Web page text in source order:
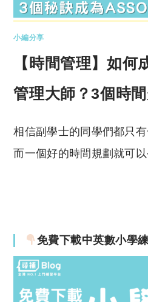
小編分享
【時間管理】如何
管理大師？3個時
相信副學士的同學們都只
而一個好的時間規劃就可
免費下載中英數小學